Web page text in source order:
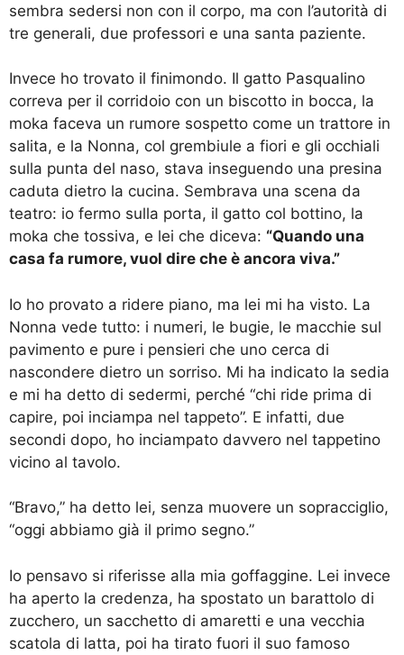
sembra sedersi non con il corpo, ma con l’autorità di
tre generali, due professori e una santa paziente.
Invece ho trovato il finimondo. Il gatto Pasqualino
correva per il corridoio con un biscotto in bocca, la
moka faceva un rumore sospetto come un trattore in
salita, e la Nonna, col grembiule a fiori e gli occhiali
sulla punta del naso, stava inseguendo una presina
caduta dietro la cucina. Sembrava una scena da
teatro: io fermo sulla porta, il gatto col bottino, la
moka che tossiva, e lei che diceva: “Quando una
casa fa rumore, vuol dire che è ancora viva.”
Io ho provato a ridere piano, ma lei mi ha visto. La
Nonna vede tutto: i numeri, le bugie, le macchie sul
pavimento e pure i pensieri che uno cerca di
nascondere dietro un sorriso. Mi ha indicato la sedia
e mi ha detto di sedermi, perché “chi ride prima di
capire, poi inciampa nel tappeto”. E infatti, due
secondi dopo, ho inciampato davvero nel tappetino
vicino al tavolo.
“Bravo,” ha detto lei, senza muovere un sopracciglio,
“oggi abbiamo già il primo segno.”
Io pensavo si riferisse alla mia goffaggine. Lei invece
ha aperto la credenza, ha spostato un barattolo di
zucchero, un sacchetto di amaretti e una vecchia
scatola di latta, poi ha tirato fuori il suo famoso